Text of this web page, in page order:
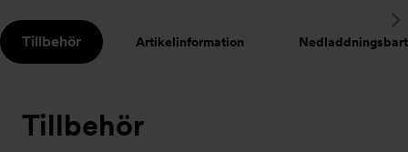
Tillbehör Artikelinformation Nedladdningsbart
Tillbehör